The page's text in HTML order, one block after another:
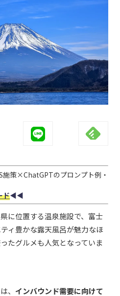
施策×ChatGPTのプロンプト例・
ド◀︎◀︎
に位置する温泉施設で、 富士
ィ豊かな露天風呂が魅力なほ
たグルメも人気となっていま
、 インバウンド需要に向けて